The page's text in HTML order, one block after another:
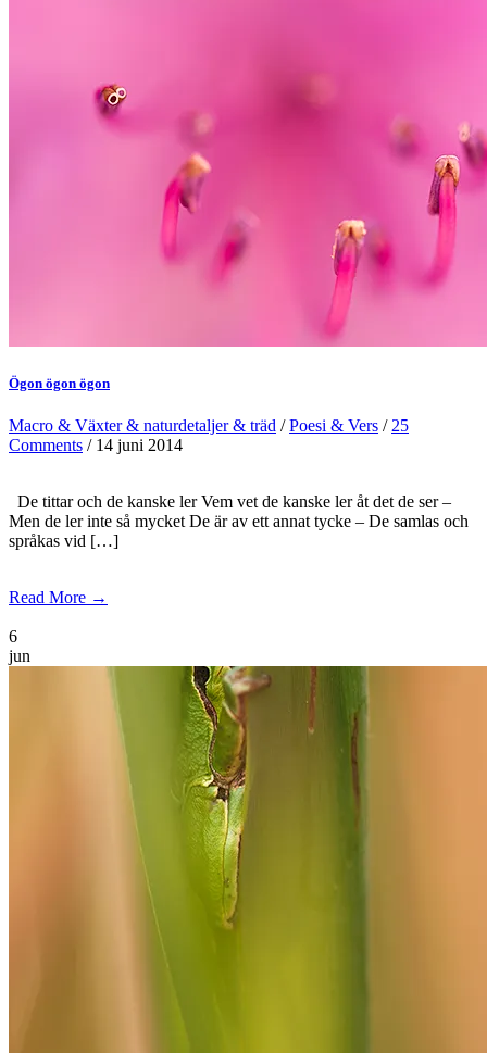
Ögon ögon ögon
Macro & Växter & naturdetaljer & träd /Poesi & Vers / 25
Comments / 14 juni 2014
De tittar och de kanske ler Vem vet de kanske ler åt det de ser –
Men de ler inte så mycket De är av ett annat tycke – De samlas och
språkas vid […]
Read More →
6
jun